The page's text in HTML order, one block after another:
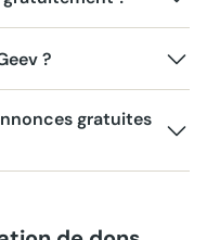
?
gratuites